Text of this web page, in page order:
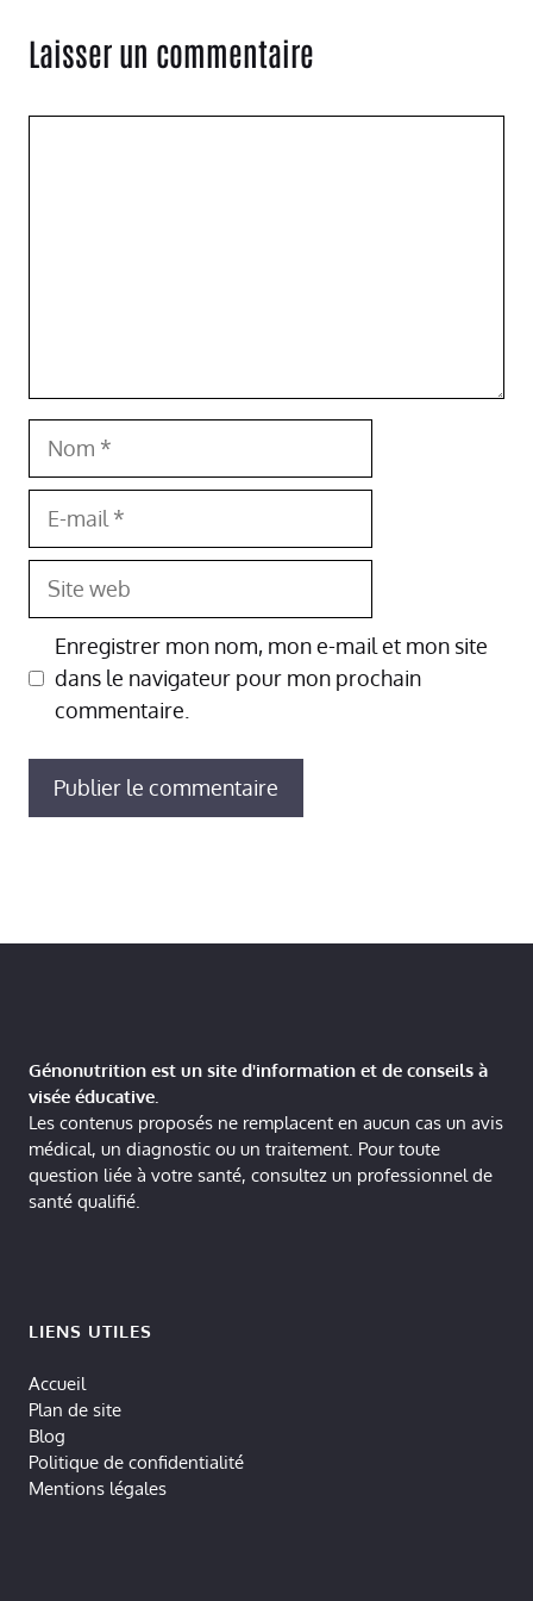
Laisser un commentaire
Site
Enregistrer mon nom, mon e-mail et mon site
dans le navigateur pour mon prochain
commentaire.
Génonutrition est un site d'information et de conseils à
visée éducative.
Les contenus proposés ne remplacent en aucun cas un avis
médical, un diagnostic ou un traitement. Pour toute
question liée à votre santé, consultez un professionnel de
santé qualifié.
LIENS UTILES
Accueil
Plan de site
Blog
Politique de confidentialité
Mentions légales